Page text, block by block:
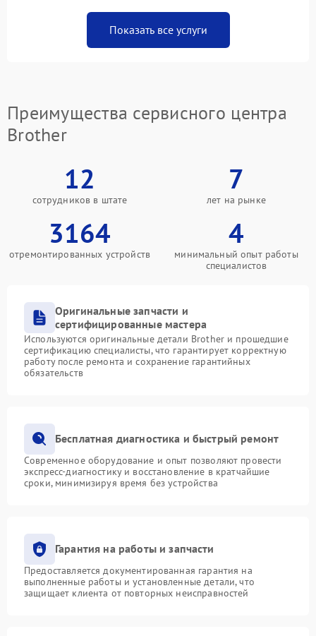
Показать все услуги
Преимущества сервисного центра
Brother
12
сотрудников в штате
7
лет на рынке
3164
отремонтированных устройств
4
минимальный опыт работы
специалистов
Оригинальные запчасти и
сертифицированные мастера
Используются оригинальные детали Brother и прошедшие
сертификацию специалисты, что гарантирует корректную
работу после ремонта и сохранение гарантийных
обязательств
Бесплатная диагностика и быстрый ремонт
Современное оборудование и опыт позволяют провести
экспресс-диагностику и восстановление в кратчайшие
сроки, минимизируя время без устройства
Гарантия на работы и запчасти
Предоставляется документированная гарантия на
выполненные работы и установленные детали, что
защищает клиента от повторных неисправностей